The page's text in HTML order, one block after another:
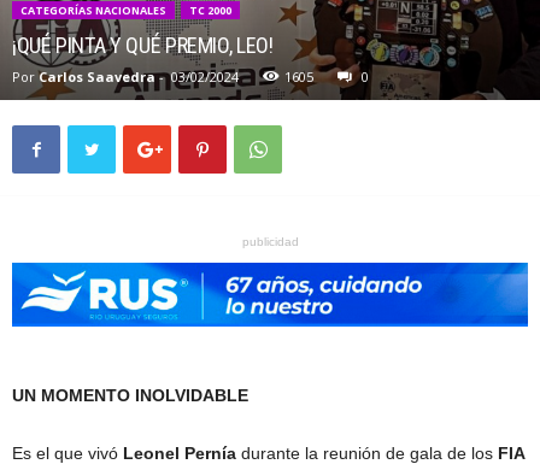
CATEGORÍAS NACIONALES TC 2000
¡QUÉ PINTA Y QUÉ PREMIO, LEO!
Por Carlos Saavedra- 03/02/2024 1605 0
publicidad
UN MOMENTO INOLVIDABLE
Es el que vivó Leonel Pernía durante la reunión de gala de los FIA